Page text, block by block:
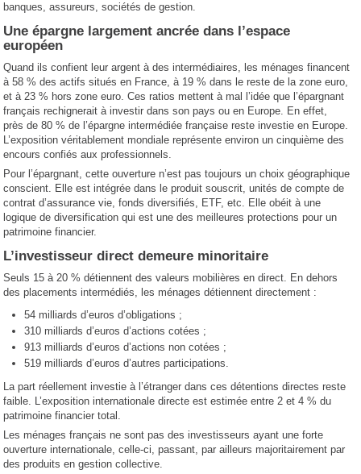
banques, assureurs, sociétés de gestion.
Une épargne largement ancrée dans l’espace
européen
Quand ils confient leur argent à des intermédiaires, les ménages financent
à 58 % des actifs situés en France, à 19 % dans le reste de la zone euro,
et à 23 % hors zone euro. Ces ratios mettent à mal l’idée que l’épargnant
français rechignerait à investir dans son pays ou en Europe. En effet,
près de 80 % de l’épargne intermédiée française reste investie en Europe.
L’exposition véritablement mondiale représente environ un cinquième des
encours confiés aux professionnels.
Pour l’épargnant, cette ouverture n’est pas toujours un choix géographique
conscient. Elle est intégrée dans le produit souscrit, unités de compte de
contrat d’assurance vie, fonds diversifiés, ETF, etc. Elle obéit à une
logique de diversification qui est une des meilleures protections pour un
patrimoine financier.
L’investisseur direct demeure minoritaire
Seuls 15 à 20 % détiennent des valeurs mobilières en direct. En dehors
des placements intermédiés, les ménages détiennent directement :
54 milliards d’euros d’obligations ;
310 milliards d’euros d’actions cotées ;
913 milliards d’euros d’actions non cotées ;
519 milliards d’euros d’autres participations.
La part réellement investie à l’étranger dans ces détentions directes reste
faible. L’exposition internationale directe est estimée entre 2 et 4 % du
patrimoine financier total.
Les ménages français ne sont pas des investisseurs ayant une forte
ouverture internationale, celle-ci, passant, par ailleurs majoritairement par
des produits en gestion collective.